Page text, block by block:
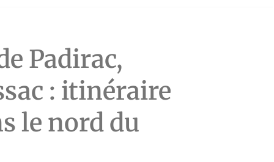
Padirac,
: itinéraire
le nord du